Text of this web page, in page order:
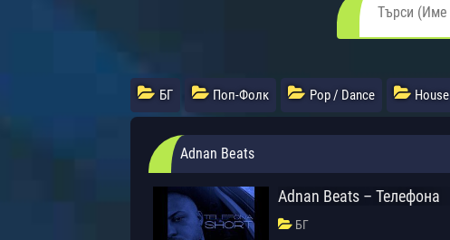
БГ Поп-Фолк Pop / Dance House
Adnan Beats
Adnan Beats – Телефона
БГ